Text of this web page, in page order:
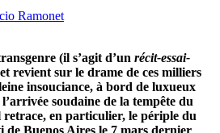
Ramonet
(il s’agit d’un récit-essai-
revient sur le drame de ces milliers
insouciance, à bord de luxueux
soudaine de la tempête du
en particulier, le périple du
Buenos Aires le 7 mars dernier